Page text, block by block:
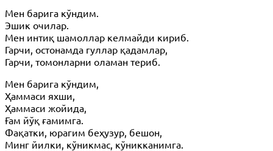
Мен барига кўндим.
Эшик очилар.
Мен интиқ шамоллар келмайди кириб.
Гарчи, остонамда гуллар қадамлар,
Гарчи, томонларни оламан териб.
Мен барига кўндим,
Ҳаммаси яхши,
Ҳаммаси жойида,
Ғам йўқ ғамимга.
Фақатки, юрагим беҳузур, бешон,
Минг йилки, кўникмас, кўникканимга.